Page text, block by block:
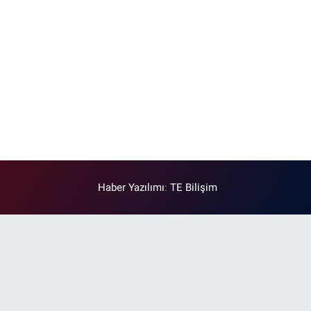
Haber Yazılımı:TE Bilişim